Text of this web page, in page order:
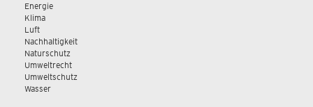
Energie
Klima
Luft
Nachhaltigkeit
Naturschutz
Umweltrecht
Umweltschutz
Wasser